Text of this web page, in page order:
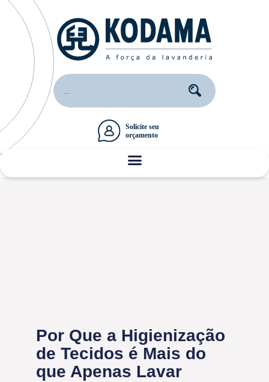
Por Que a Higienização
de Tecidos é Mais do
que Apenas Lavar